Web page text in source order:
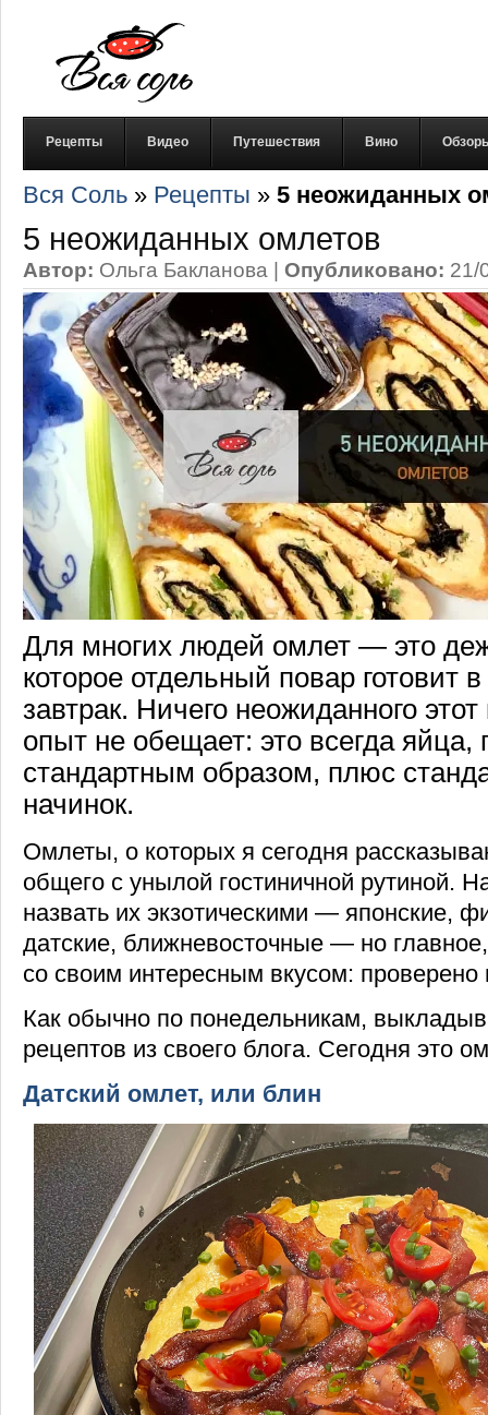
Рецепты Видео Путешествия Вино
Вся Соль » Рецепты » 5 неожиданных
5 неожиданных омлетов
Автор: Ольга Бакланова | Опубликовано: 21/
Для многих людей омлет — это
которое отдельный повар готовит
завтрак. Ничего неожиданного
опыт не обещает: это всегда яйца,
стандартным образом, плюс
начинок.
Омлеты, о которых я сегодня
общего с унылой гостиничной рутиной.
назвать их экзотическими — японские,
датские, ближневосточные — но
со своим интересным вкусом: проверено
Как обычно по понедельникам,
рецептов из своего блога. Сегодня это
Датский омлет, или блин